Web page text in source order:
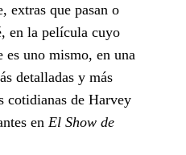
extras que pasan o
en la película cuyo
es uno mismo, en una
detalladas y más
cotidianas de Harvey
en El Show de